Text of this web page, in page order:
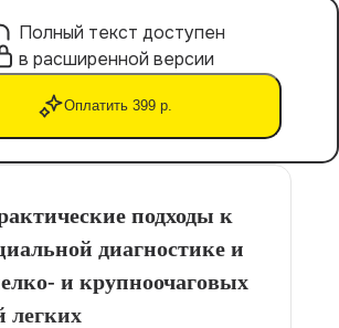
Полный текст доступен
в расширенной версии
Оплатить 399 р.
подходы к
диагностике и
и крупноочаговых
легких